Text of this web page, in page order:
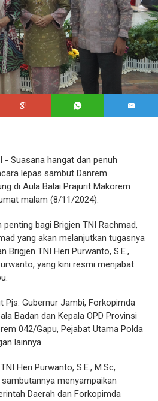
- Suasana hangat dan penuh
lepas sambut Danrem
di Aula Balai Prajurit Makorem
malam (8/11/2024).
bagi Brigjen TNI Rachmad,
yang akan melanjutkan tugasnya
Brigjen TNI Heri Purwanto, S.E.,
yang kini resmi menjabat
Pjs. Gubernur Jambi, Forkopimda
Badan dan Kepala OPD Provinsi
042/Gapu, Pejabat Utama Polda
lainnya.
Heri Purwanto, S.E., M.Sc,
menyampaikan
Daerah dan Forkopimda